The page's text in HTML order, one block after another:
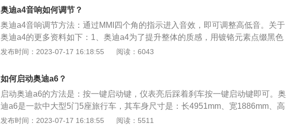
点：1.随时固定汽车，防止无意间的溜车。2.在车辆静止时，不能随意踩行驶踏
板，否则汽车会立即运动。3.在某些情况下即使驻车制动器已拉紧也会运动。
奥迪a4音响如何调节？
奥迪a4音响调节方法：通过MMI四个角的指示进入音效，即可调整高低音。关于
奥迪a4的更多资料如下：1、奥迪a4为了提升整体的质感，用镀铬元素点缀黑色
内饰，更显典雅，搭载奥迪虚拟座舱（全液晶仪表盘），添加了科技元素，满足
率252PS（185kW），峰值扭矩370N·m。
发布时间：2023-07-17 16:18:55 阅读：6043
如何启动奥迪a6？
启动奥迪a6的方法是：按一键启动键，仪表亮后踩着刹车按一键启动键即可。奥
迪a6是一款中大型5门5座旅行车，其车身尺寸是：长4951mm、宽1886mm、高
1483mm，轴距为2925mm，油箱容积为73l。奥迪a6搭载了2.0T涡轮增压发动机
发布时间：2023-07-17 16:18:55 阅读：5511